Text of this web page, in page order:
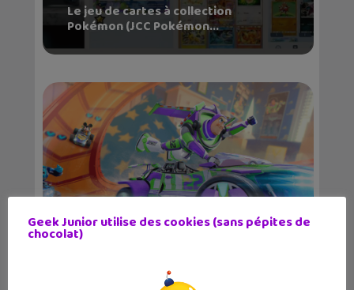
Le jeu de cartes à collection
Pokémon (JCC Pokémon...
Le jeu de course Disney Speedstorm
Geek Junior utilise des cookies (sans pépites de
chocolat)